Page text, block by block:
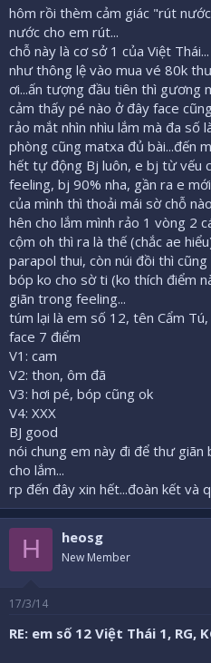
ầ
u
hôm rồi thèm cảm giác "rút
nước cho em rút...
chỗ này là cơ sở 1 của Việt Thái...
như thông lệ vào mua vé 80k
ơi...ấn tượng đầu tiên thì gương
cảm thấy pé nào ở đây face
rảo mắt nhìn nhìu lắm mà đa số
phòng cũng matxa đủ bài...đến
hết tự động Bj luôn, e bj từ vếu
feeling, bj 90% nha, gần ra e
của mình thì thoải mái sờ chỗ
hên cho lắm mình rảo 1 vòng 2
cộm oh thì ra là thế (chắc ae
parapol thui, còn núi đồi thì
bóp ko cho sờ ti (ko thích điểm
giãn trong feeling...
túm lại là em số 12, tên Cẩm
face 7 điểm
V1: cam
V2: thon, ôm đã
V3: hơi pé, bóp cũng ok
V4: XXX
BJ good
nói chung em này đi để thư
cho lắm...
rp đến đây xin hết...đoàn kết và
H heosg
New Member
17/3/14
RE: em số 12 Việt Thái 1, RG,